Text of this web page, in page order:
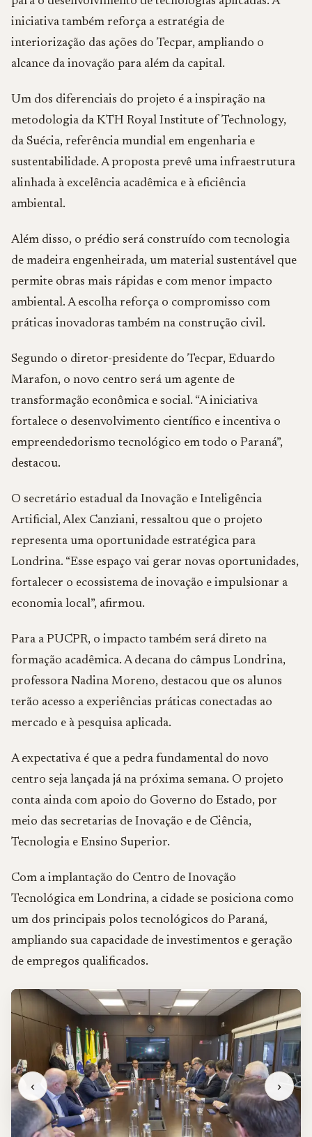
iniciativa também reforça a estratégia de
interiorização das ações do Tecpar, ampliando o
alcance da inovação para além da capital.
Um dos diferenciais do projeto é a inspiração na
metodologia da KTH Royal Institute of Technology,
da Suécia, referência mundial em engenharia e
sustentabilidade. A proposta prevê uma infraestrutura
alinhada à excelência acadêmica e à eficiência
ambiental.
Além disso, o prédio será construído com tecnologia
de madeira engenheirada, um material sustentável que
permite obras mais rápidas e com menor impacto
ambiental. A escolha reforça o compromisso com
práticas inovadoras também na construção civil.
Segundo o diretor-presidente do Tecpar, Eduardo
Marafon, o novo centro será um agente de
transformação econômica e social. “A iniciativa
fortalece o desenvolvimento científico e incentiva o
empreendedorismo tecnológico em todo o Paraná”,
destacou.
O secretário estadual da Inovação e Inteligência
Artificial, Alex Canziani, ressaltou que o projeto
representa uma oportunidade estratégica para
Londrina. “Esse espaço vai gerar novas oportunidades,
fortalecer o ecossistema de inovação e impulsionar a
economia local”, afirmou.
Para a PUCPR, o impacto também será direto na
formação acadêmica. A decana do câmpus Londrina,
professora Nadina Moreno, destacou que os alunos
terão acesso a experiências práticas conectadas ao
mercado e à pesquisa aplicada.
A expectativa é que a pedra fundamental do novo
centro seja lançada já na próxima semana. O projeto
conta ainda com apoio do Governo do Estado, por
meio das secretarias de Inovação e de Ciência,
Tecnologia e Ensino Superior.
Com a implantação do Centro de Inovação
Tecnológica em Londrina, a cidade se posiciona como
um dos principais polos tecnológicos do Paraná,
ampliando sua capacidade de investimentos e geração
de empregos qualificados.
‹ ›